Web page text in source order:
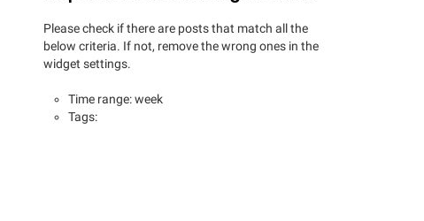
Please check if there are posts that match all the
below criteria. If not, remove the wrong ones in the
widget settings.
Time range: week
Tags: